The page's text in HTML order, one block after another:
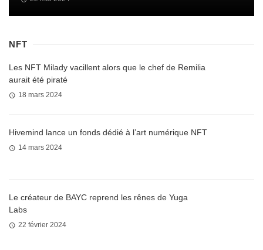
NFT
Les NFT Milady vacillent alors que le chef de Remilia
aurait été piraté
18 mars 2024
Hivemind lance un fonds dédié à l’art numérique NFT
14 mars 2024
Le créateur de BAYC reprend les rênes de Yuga
Labs
22 février 2024